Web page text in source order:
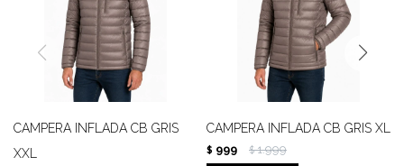
CAMPERA INFLADA CB GRIS
XXL
CAMPERA INFLADA CB GRIS XL
$ 999 $ 1.999